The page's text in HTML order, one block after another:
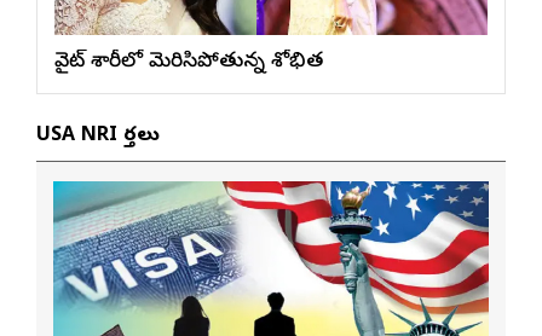
వైట్ శారీలో మెరిసిపోతున్న శోభిత
USA NRI వార్తలు